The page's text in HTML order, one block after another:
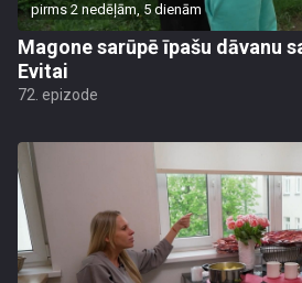
pirms 2 nedēļām, 5 dienām
Magone sarūpē īpašu dāvanu
Evitai
72. epizode